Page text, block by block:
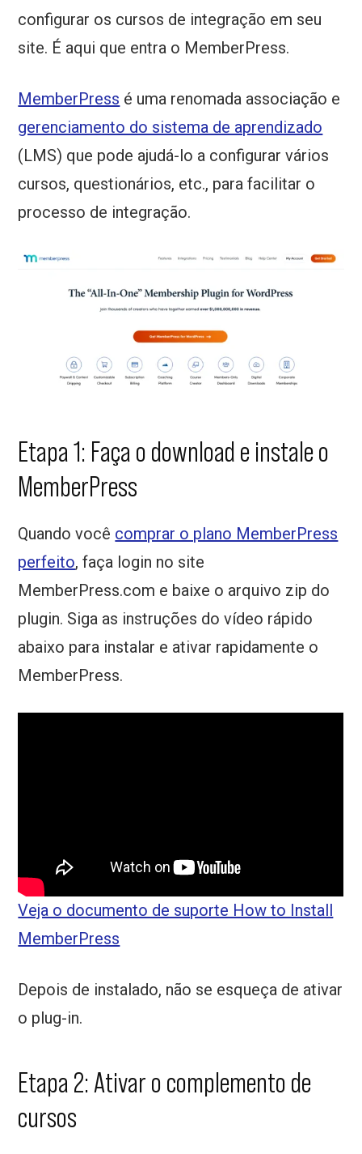
configurar os cursos de integração em seu
site. É aqui que entra o MemberPress.
MemberPress é uma renomada associação e
gerenciamento do sistema de aprendizado
(LMS) que pode ajudá-lo a configurar vários
cursos, questionários, etc., para facilitar o
processo de integração.
Etapa 1: Faça o download e instale o
MemberPress
Quando você comprar o plano MemberPress
perfeito, faça login no site
MemberPress.com e baixe o arquivo zip do
plugin. Siga as instruções do vídeo rápido
abaixo para instalar e ativar rapidamente o
MemberPress.
Veja o documento de suporte How to Install
MemberPress
Depois de instalado, não se esqueça de ativar
o plug-in.
Etapa 2: Ativar o complemento de
cursos